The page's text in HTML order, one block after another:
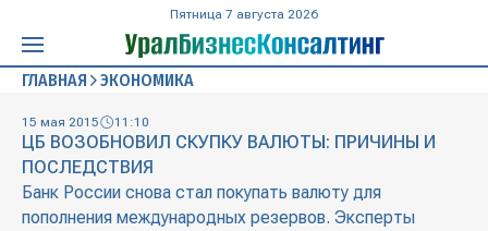
Пятница 7 августа 2026
ГЛАВНАЯ ЭКОНОМИКА
15 мая 2015 11:10
ЦБ ВОЗОБНОВИЛ СКУПКУ ВАЛЮТЫ: ПРИЧИНЫ И
ПОСЛЕДСТВИЯ
Банк России снова стал покупать валюту для
пополнения международных резервов. Эксперты